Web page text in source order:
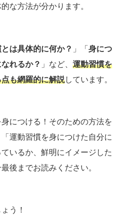
な方法が分かります。
は具体的に何か？ 」「 身につ
れるか？ 」など、 運動習慣を
も網羅的に解説しています。
身につける！そのための方法を
運動習慣を身につけた自分に
いるか、鮮明にイメージした
後までお読みください。
う！